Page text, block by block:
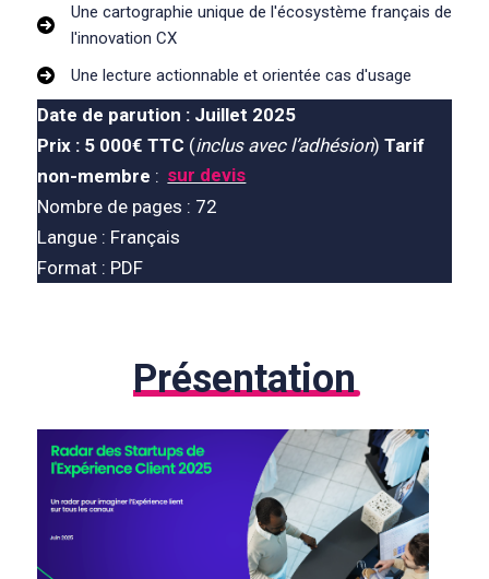
Une cartographie unique de l'écosystème français de
l'innovation CX
Une lecture actionnable et orientée cas d'usage
Date de parution : Juillet 2025
Prix : 5 000€ TTC (inclus avec l’adhésion) Tarif
non-membre : sur devis
Nombre de pages : 72
Langue : Français
Format : PDF
Présentation